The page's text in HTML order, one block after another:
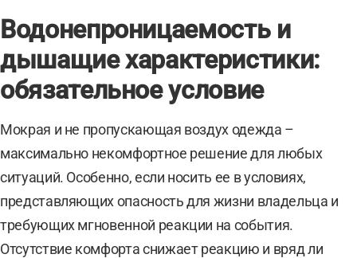
Водонепроницаемость и
дышащие характеристики:
обязательное условие
Мокрая и не пропускающая воздух одежда –
максимально некомфортное решение для любых
ситуаций. Особенно, если носить ее в условиях,
представляющих опасность для жизни владельца и
требующих мгновенной реакции на события.
Отсутствие комфорта снижает реакцию и вряд ли